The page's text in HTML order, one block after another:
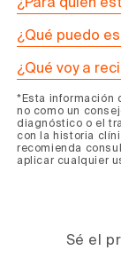
Caldo
de
Huesos
Reflujo
Caldo
de
¿Para quién
¿Qué puedo
¿Qué voy a
*Esta información
no como un
diagnóstico o el
con la historia
recomienda
aplicar cualquier
Sé el